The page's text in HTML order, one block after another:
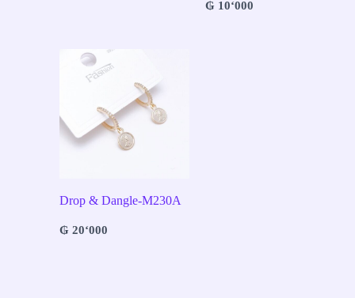
₲10‘000
Drop & Dangle-M230A
₲20‘000